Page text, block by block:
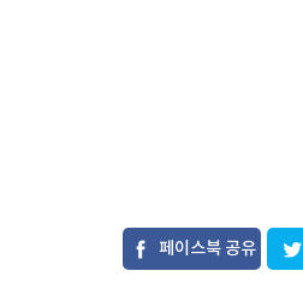
페이스북 공유